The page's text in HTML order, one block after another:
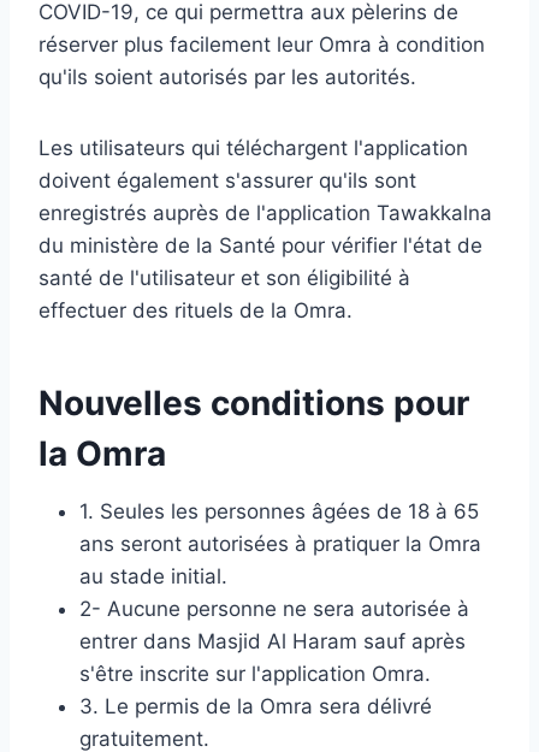
COVID-19, ce qui permettra aux pèlerins de
réserver plus facilement leur Omra à condition
qu'ils soient autorisés par les autorités.
Les utilisateurs qui téléchargent l'application
doivent également s'assurer qu'ils sont
enregistrés auprès de l'application Tawakkalna
du ministère de la Santé pour vérifier l'état de
santé de l'utilisateur et son éligibilité à
effectuer des rituels de la Omra.
Nouvelles conditions pour
la Omra
1. Seules les personnes âgées de 18 à 65
ans seront autorisées à pratiquer la Omra
au stade initial.
2- Aucune personne ne sera autorisée à
entrer dans Masjid Al Haram sauf après
s'être inscrite sur l'application Omra.
3. Le permis de la Omra sera délivré
gratuitement.